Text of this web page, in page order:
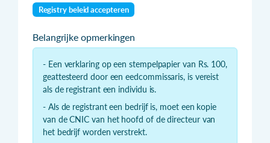
Registry beleid accepteren
Belangrijke opmerkingen
- Een verklaring op een stempelpapier van Rs. 100,
geattesteerd door een eedcommissaris, is vereist
als de registrant een individu is.
- Als de registrant een bedrijf is, moet een kopie
van de CNIC van het hoofd of de directeur van
het bedrijf worden verstrekt.